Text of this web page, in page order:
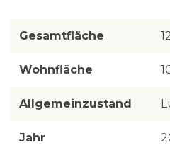
Gesamtfläche
Wohnfläche
Allgemeinzustand
Jahr